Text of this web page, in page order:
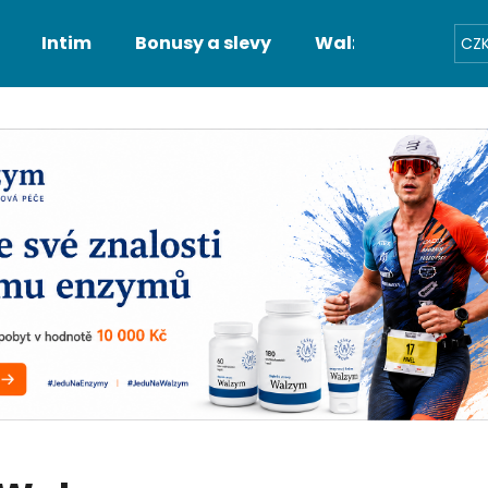
Intim Bonusy a slevy Walzym Partner
najít?
HLEDAT